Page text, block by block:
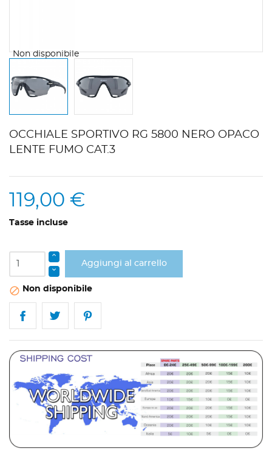
Non disponibile
OCCHIALE SPORTIVO RG 5800 NERO OPACO
LENTE FUMO CAT.3
119,00 €
Tasse incluse
Aggiungi al carrello
 Non disponibile